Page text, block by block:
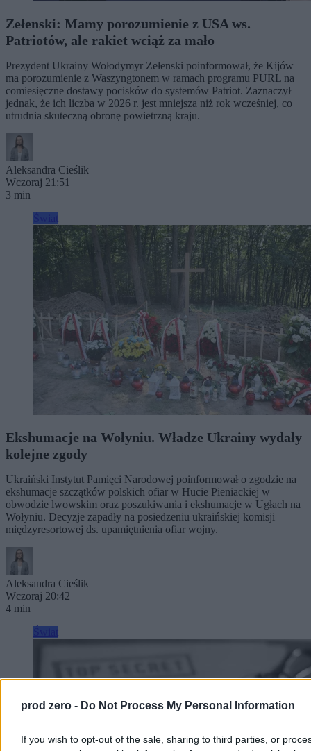
prod zero - Do Not Process My Personal Information
If you wish to opt-out of the sale, sharing to third parties, or
Zełenski: Mamy porozumienie z USA ws.
Patriotów, ale rakiet wciąż za mało
Prezydent Ukrainy Wołodymyr Zełenski poinformował, że Kijów
ma porozumienie z Waszyngtonem w ramach programu PURL na
comiesięczne dostawy pocisków do systemów Patriot. Zaznaczył
jednak, że ich liczba w 2026 r. jest mniejsza niż rok wcześniej, co
utrudnia skuteczną obronę powietrzną kraju.
Aleksandra Cieślik
Wczoraj 21:51
3 min
Ekshumacje na Wołyniu. Władze Ukrainy wydały
kolejne zgody
Ukraiński Instytut Pamięci Narodowej poinformował o zgodzie na
ekshumacje szczątków polskich ofiar w Hucie Pieniackiej w
obwodzie lwowskim oraz poszukiwania i ekshumacje w Ugłach na
Wołyniu. Decyzje zapadły na posiedzeniu ukraińskiej komisji
międzyresortowej ds. upamiętnienia ofiar wojny.
Aleksandra Cieślik
Wczoraj 20:42
4 min